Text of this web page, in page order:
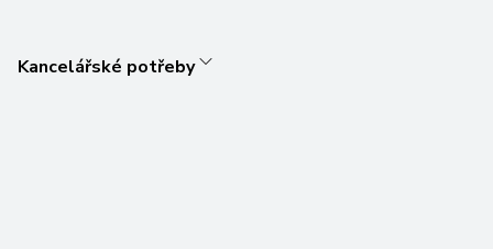
Kancelářské potřeby